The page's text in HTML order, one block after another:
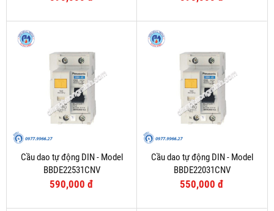
Cầu dao tự động DIN - Model
BBDE22531CNV
590,000 đ
Cầu dao tự động DIN - Model
BBDE22031CNV
550,000 đ